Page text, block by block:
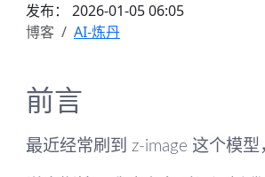
发布： 2026-01-05 06:05
博客
AI-炼丹
前言
最近经常刷到 z-image 这个模型